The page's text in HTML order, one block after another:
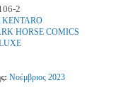
2
HORSE COMICS
Νοέμβριος 2023